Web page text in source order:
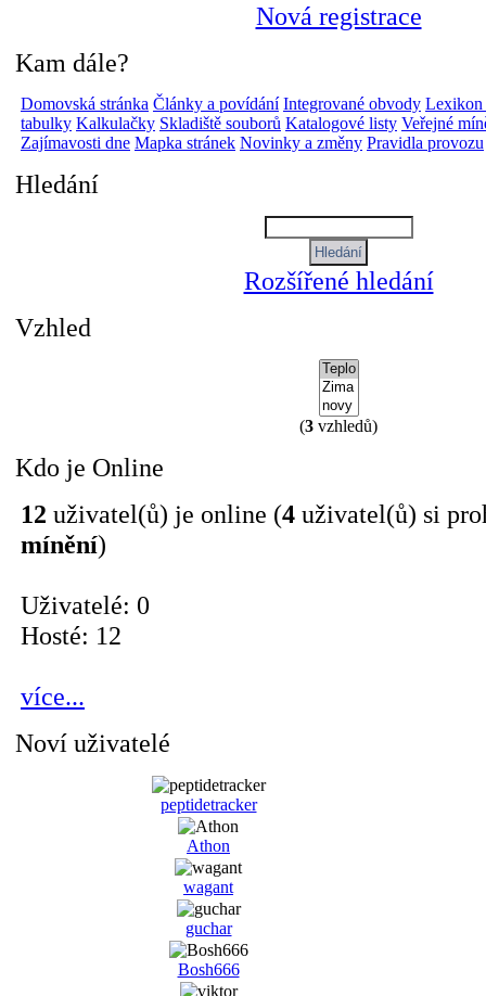
Nová registrace
Kam dále?
Domovská stránka Články a povídání Integrované obvody Lexikon
tabulky Kalkulačky Skladiště souborů Katalogové listy Veřejné
Zajímavosti dne Mapka stránek Novinky a změny Pravidla provozu
Hledání
Rozšířené hledání
Vzhled
(3 vzhledů)
Kdo je Online
12 uživatel(ů) je online (4 uživatel(ů) si
mínění)
Uživatelé: 0
Hosté: 12
více...
Noví uživatelé
peptidetracker
Athon
wagant
guchar
Bosh666